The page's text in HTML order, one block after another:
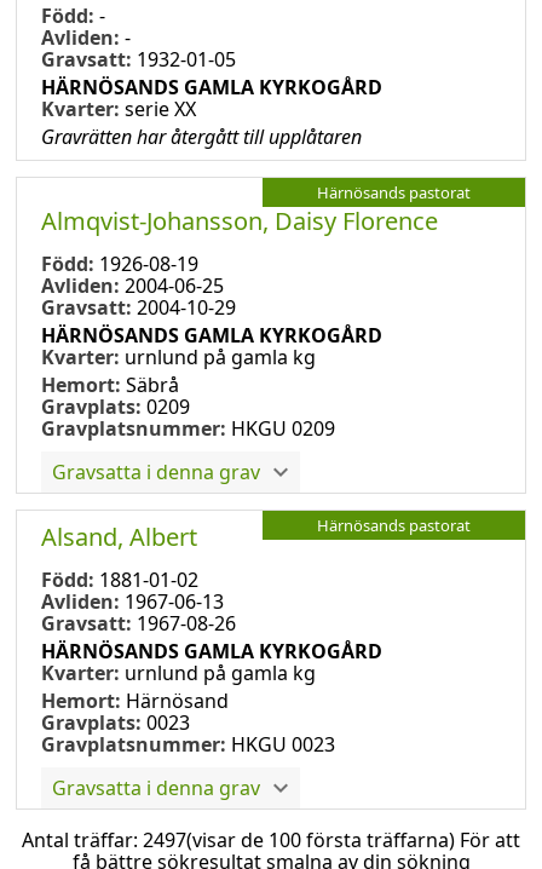
Född: -
Avliden: -
Gravsatt: 1932-01-05
HÄRNÖSANDS GAMLA KYRKOGÅRD
Kvarter: serie XX
Gravrätten har återgått till upplåtaren
Härnösands pastorat
Almqvist-Johansson, Daisy Florence
Född: 1926-08-19
Avliden: 2004-06-25
Gravsatt: 2004-10-29
HÄRNÖSANDS GAMLA KYRKOGÅRD
Kvarter: urnlund på gamla kg
Hemort: Säbrå
Gravplats: 0209
Gravplatsnummer: HKGU 0209
Gravsatta i denna grav
Härnösands pastorat
Alsand, Albert
Född: 1881-01-02
Avliden: 1967-06-13
Gravsatt: 1967-08-26
HÄRNÖSANDS GAMLA KYRKOGÅRD
Kvarter: urnlund på gamla kg
Hemort: Härnösand
Gravplats: 0023
Gravplatsnummer: HKGU 0023
Gravsatta i denna grav
Antal träffar: 2497(visar de 100 första träffarna) För att
få bättre sökresultat smalna av din sökning